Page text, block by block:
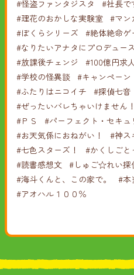
#怪盗ファンタジスタ
#社長で
#理花のおかしな実験室 #マン
#ぼくらシリーズ
#絶体絶命ゲ
#なりたいアナタにプロデュース
#放課後チェンジ
#100億円求人
#学校の怪異談 #キャンペーン
#ふたりはニコイチ
#探偵七音
#ぜったいバレちゃいけません
#ＰＳ
#パーフェクト・セキュ
#お天気係におねがい！
#神ス
#七色スターズ！
#かくしごと
#読書感想文
#しゅご☆れい探
#海斗くんと、この家で。
#本
#アオハル１００％